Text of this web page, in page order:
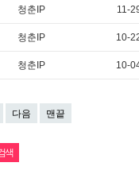
청춘IP 11-
청춘IP 10-
청춘IP 10-
다음 맨끝